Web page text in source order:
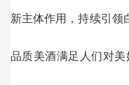
新主体作用，持续引领
品质美酒满足人们对